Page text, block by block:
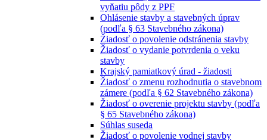
vyňatiu pôdy z PPF
Ohlásenie stavby a stavebných úprav
(podľa § 63 Stavebného zákona)
Žiadosť o povolenie odstránenia stavby
Žiadosť o vydanie potvrdenia o veku
stavby
Krajský pamiatkový úrad - žiadosti
Žiadosť o zmenu rozhodnutia o stavebnom
zámere (podľa § 62 Stavebného zákona)
Žiadosť o overenie projektu stavby (podľa
§ 65 Stavebného zákona)
Súhlas suseda
Žiadosť o povolenie vodnej stavby